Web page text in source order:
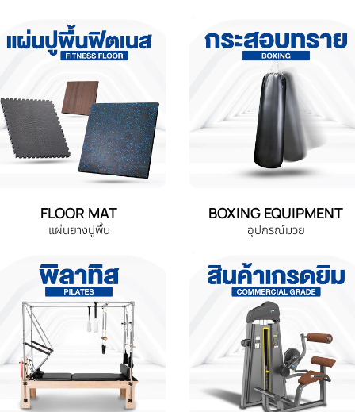
FLOOR MAT
แผ่นยางปูพื้น
BOXING EQUIPMENT
อุปกรณ์มวย